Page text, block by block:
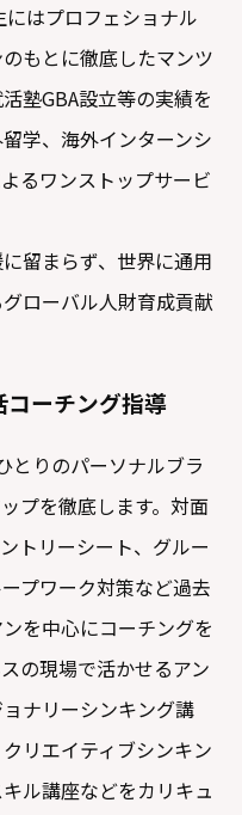
はプロフェショナル
もとに徹底したマンツ
塾GBA設立等の実績を
学、海外インターンシ
るワンストップサービ
留まらず、世界に通用
ローバル人財育成貢献
ーチング指導
とりのパーソナルブラ
プを徹底します。対面
トリーシート、グルー
プワーク対策など過去
を中心にコーチングを
の現場で活かせるアン
ナリーシンキング講
リエイティブシンキン
ル講座などをカリキュ